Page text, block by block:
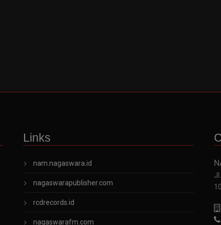
Links
nam.nagaswara.id
nagaswarapublisher.com
rcdrecords.id
nagaswarafm.com